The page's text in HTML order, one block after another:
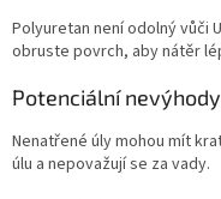
Polyuretan není odolný vůči
obruste povrch, aby nátěr
Potenciální nevýhody
Nenatřené úly mohou mít
úlu a nepovažují se za vady.